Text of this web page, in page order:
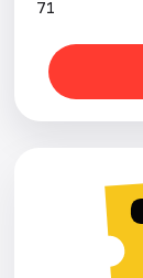
71